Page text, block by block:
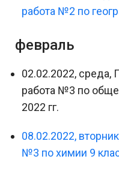
работа №2 по
февраль
02.02.2022, среда,
работа №3 по
2022 гг.
08.02.2022,
№3 по химии 9